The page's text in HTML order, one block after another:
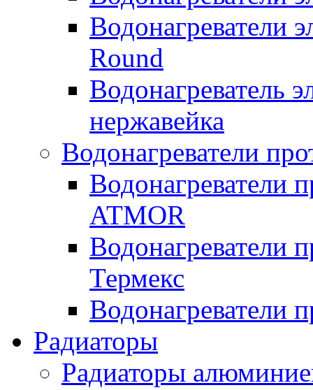
Водонагреватели
Round
Водонагреватель
нержавейка
Водонагреватели
Водонагреватели
ATMOR
Водонагреватели
Термекс
Водонагреватели
Радиаторы
Радиаторы